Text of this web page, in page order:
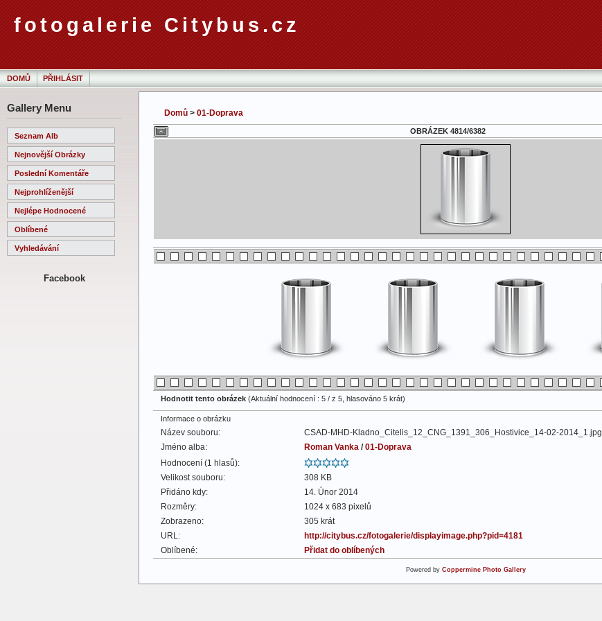
fotogalerie Citybus.cz
DOMŮ PŘIHLÁSIT
Gallery Menu
Seznam Alb
Nejnovější Obrázky
Poslední Komentáře
Nejprohlíženější
Nejlépe Hodnocené
Oblíbené
Vyhledávání
Facebook
Domů > 01-Doprava
OBRÁZEK 4814/6382
Hodnotit tento obrázek (Aktuální hodnocení : 5 / z 5, hlasováno 5 krát)
Informace o obrázku
Název souboru:
CSAD-MHD-Kladno_Citelis_12_CNG_1391_306_Hostivice_14-02-2014_1.jpg
Jméno alba:
Roman Vanka /01-Doprava
Hodnocení (1 hlasů):
Velikost souboru:
308 KB
Přidáno kdy:
14. Únor 2014
Rozměry:
1024 x 683 pixelů
Zobrazeno:
305 krát
URL:
http://citybus.cz/fotogalerie/displayimage.php?pid=4181
Oblíbené:
Přidat do oblíbených
Powered by Coppermine Photo Gallery